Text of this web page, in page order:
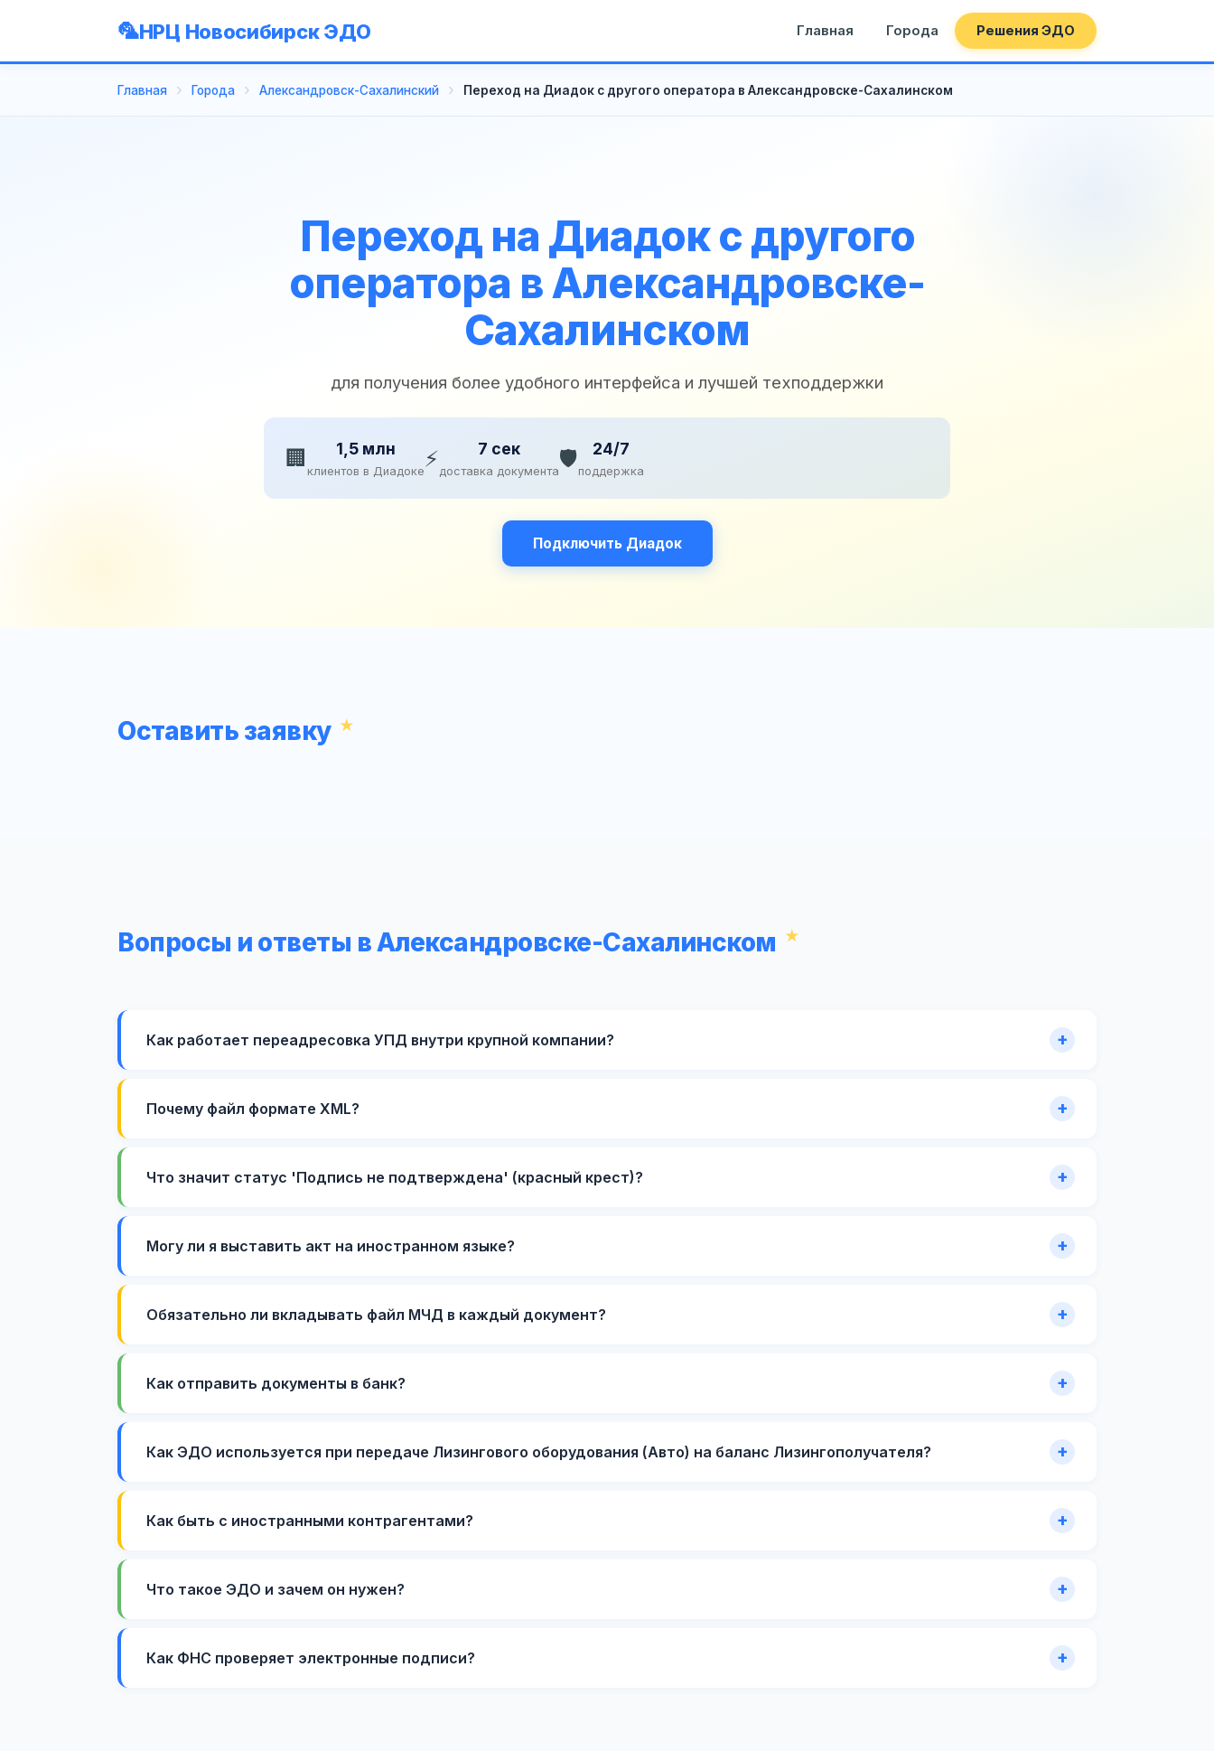
НРЦ Новосибирск ЭДО Главная Города Решения ЭДО
Главная Города Александровск-Сахалинский Переход на Диадок с другого оператора в Александровске-Сахалинском
Переход на Диадок с другого
оператора в Александровске-
Сахалинском
для получения более удобного интерфейса и лучшей техподдержки
🏢 1,5 млн
клиентов в Диадоке ⚡ 7 сек
доставка документа🛡️ 24/7
поддержка
Подключить Диадок
Оставить заявку
Вопросы и ответы в Александровске-Сахалинском
Как работает переадресовка УПД внутри крупной компании?
Почему файл формате XML?
Что значит статус 'Подпись не подтверждена' (красный крест)?
Могу ли я выставить акт на иностранном языке?
Обязательно ли вкладывать файл МЧД в каждый документ?
Как отправить документы в банк?
Как ЭДО используется при передаче Лизингового оборудования (Авто) на баланс Лизингополучателя?
Как быть с иностранными контрагентами?
Что такое ЭДО и зачем он нужен?
Как ФНС проверяет электронные подписи?